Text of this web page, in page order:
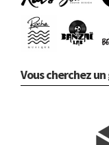
Vous cherchez